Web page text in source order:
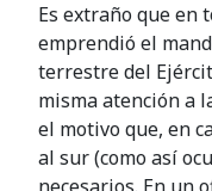
Es extraño que en
emprendió el
terrestre del
misma atención a
el motivo que, en
al sur (como así